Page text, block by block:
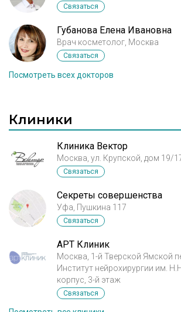
Связаться
Губанова Елена Ивановна
Врач косметолог, Москва
Связаться
Посмотреть всех докторов
Клиники
Клиника Вектор
Москва, ул. Крупской, дом 19/
Связаться
Секреты совершенства
Уфа, Пушкина 117
Связаться
АРТ Клиник
Москва, 1-й Тверской Ямской
Институт нейрохирургии им.
корпус, 3-й этаж
Связаться